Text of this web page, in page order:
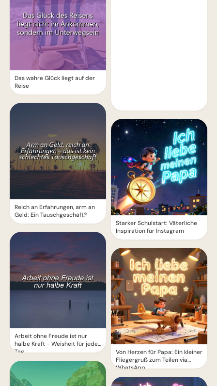
Das wahre Glück liegt auf der
Reise
Reich an Erfahrungen, arm an
Geld: Ein Tauschgeschäft?
Arbeit ohne Freude ist nur
halbe Kraft - Weisheit für jeden
Tag
Starker Schulstart: Väterliche
Inspiration für Instagram
Von Herzen für Papa: Ein kleiner
Fliegergruß zum Teilen via
WhatsApp